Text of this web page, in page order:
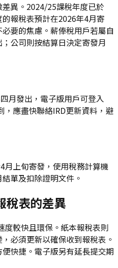
異。2024/25課稅年度已於
報稅表預計在2026年4月寄
要的焦慮。薪俸稅用戶若屬自
公司則按結算日決定寄發月
月發出，電子版用戶可登入
，應盡快聯絡IRD更新資料，避
上旬寄發，使用稅務計算機
單及扣除證明文件。
稅表的差異
度較快且環保。紙本報稅表則
必須更新以確保收到報稅表。
快捷。電子版另有延長提交期